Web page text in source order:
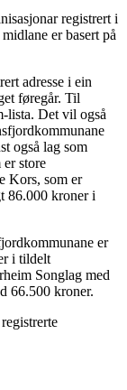
registrert i
er basert på
adresse i ein
føregår. Til
lista. Det vil også
også lag som
er store
Kors, som er
86.000 kroner i
er
i tildelt
Songlag med
66.500 kroner.